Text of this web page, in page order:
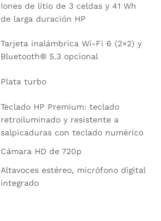
Iones de litio de 3 celdas y 41 Wh
de larga duración HP
Tarjeta inalámbrica Wi-Fi 6 (2×2) y
Bluetooth® 5.3 opcional
Plata turbo
Teclado HP Premium: teclado
retroiluminado y resistente a
salpicaduras con teclado numérico
Cámara HD de 720p
Altavoces estéreo, micrófono digital
integrado